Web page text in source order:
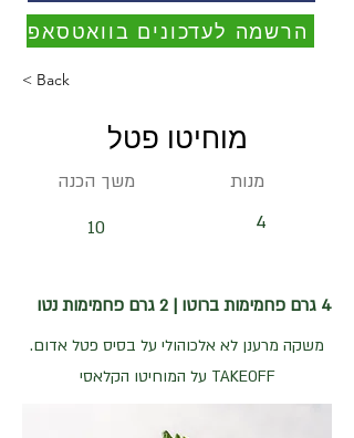
הרשמה לעדכונים בוואטסאפ
< Back
מוחיטו פטל
משך הכנה
10
מנות
4
4 גרם פחמימות ברוטו | 2 גרם פחמימות נטו
משקה מרענן לא אלכוהולי על בסיס פטל אדום.
TAKEOFF על המוחיטו הקלאסי